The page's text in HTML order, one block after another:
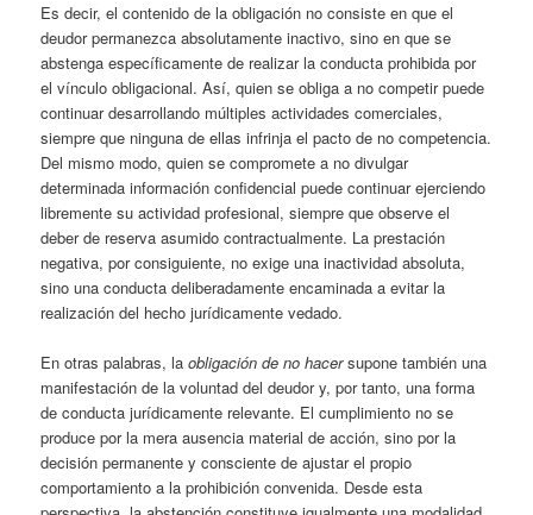
Es decir, el contenido de la obligación no consiste en que el
deudor permanezca absolutamente inactivo, sino en que se
abstenga específicamente de realizar la conducta prohibida por
el vínculo obligacional. Así, quien se obliga a no competir puede
continuar desarrollando múltiples actividades comerciales,
siempre que ninguna de ellas infrinja el pacto de no competencia.
Del mismo modo, quien se compromete a no divulgar
determinada información confidencial puede continuar ejerciendo
libremente su actividad profesional, siempre que observe el
deber de reserva asumido contractualmente. La prestación
negativa, por consiguiente, no exige una inactividad absoluta,
sino una conducta deliberadamente encaminada a evitar la
realización del hecho jurídicamente vedado.
En otras palabras, laobligación de no hacersupone también una
manifestación de la voluntad del deudor y, por tanto, una forma
de conducta jurídicamente relevante. El cumplimiento no se
produce por la mera ausencia material de acción, sino por la
decisión permanente y consciente de ajustar el propio
comportamiento a la prohibición convenida. Desde esta